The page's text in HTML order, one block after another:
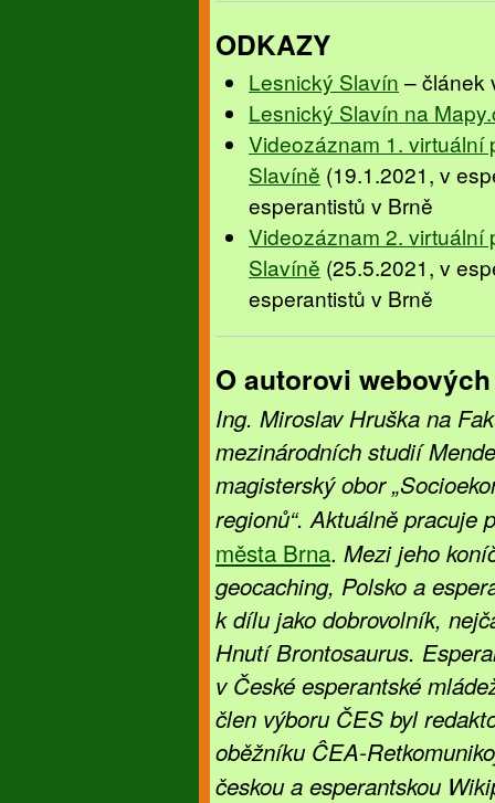
ODKAZY
Lesnický Slavín – článek
Lesnický Slavín na
Videozáznam 1. virtuální
Slavíně (19.1.2021, v
esperantistů v Brně
Videozáznam 2. virtuální
Slavíně (25.5.2021, v
esperantistů v Brně
O autorovi
Ing. Miroslav Hruška na
mezinárodních studií
magisterský obor
regionů“. Aktuálně pracuje
města Brna. Mezi jeho
geocaching, Polsko a
k dílu jako dobrovolník,
Hnutí Brontosaurus.
v České esperantské
člen výboru ČES byl
oběžníku ĈEA-
českou a esperantskou